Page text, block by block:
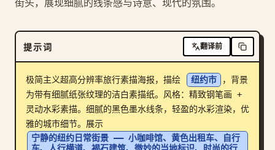
定价
下载
博客
街头，展现细腻的线条感与诗意、现代的氛围。
提示词 翻译前
极简主义超高分辨率旅行素描海报，描绘 纽约市
，背景
为带有细腻纸张纹理的洁白素描纸。风格：精致钢笔画 +
灵动水彩素描。细腻的黑色墨水线条，轻盈的水彩渲染，优
雅的城市细节。展示
宁静的纽约日常街景 —— 小咖啡馆、黄色出租车、自行